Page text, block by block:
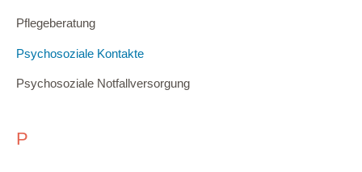
Pflegeberatung
Psychosoziale Kontakte
Psychosoziale Notfallversorgung
P